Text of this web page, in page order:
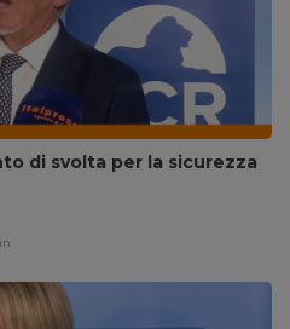
di svolta per la sicurezza